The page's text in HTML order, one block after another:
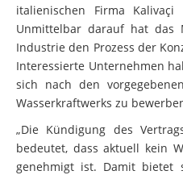
italienischen Firma
Unmittelbar darauf hat das
Industrie den Prozess der
Interessierte Unternehmen
sich nach den
Wasserkraftwerks zu
„Die Kündigung des
bedeutet, dass aktuell kein
genehmigt ist. Damit bietet